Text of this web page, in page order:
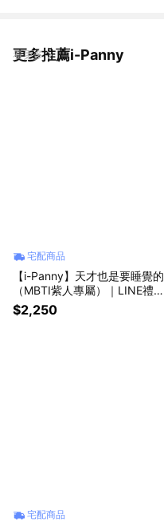
更多推薦i-Panny
看更多
宅配商品
【i-Panny】天才也是要睡覺的
（MBTI紫人專屬）｜LINE禮物
獨家｜
$2,250
宅配商品